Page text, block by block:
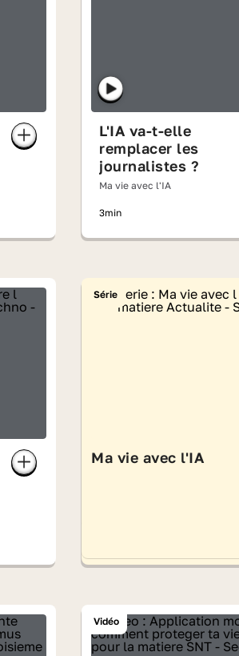
L'IA va-t-elle
remplacer les
journalistes ?
Ma vie avec l'IA
3min
Série
Ma vie avec l'IA
Vidéo